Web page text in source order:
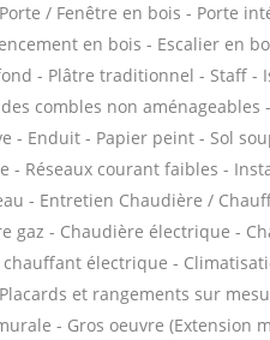
Porte / Fenêtre en bois - Porte
en bois - Escalier en
- Plâtre traditionnel - Staff
combles non
- Enduit - Papier peint - Sol
- Réseaux courant faibles -
- Entretien Chaudière /
gaz - Chaudière électrique -
chauffant électrique -
et rangements sur
- Gros oeuvre (Extension